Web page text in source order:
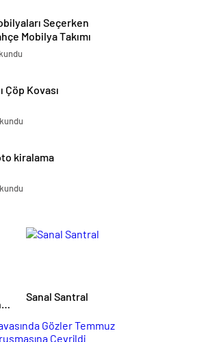
Seçerken
Mobilya Takımı
Çöp Kovası
kiralama
Sanal Santral